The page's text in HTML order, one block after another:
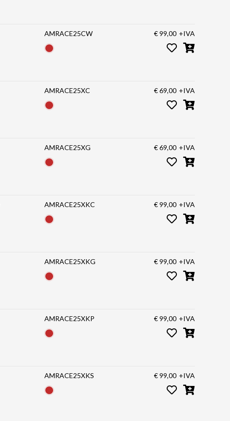
AMRACE25CW € 99,00 +IVA
AMRACE25XC € 69,00 +IVA
AMRACE25XG € 69,00 +IVA
AMRACE25XKC € 99,00 +IVA
AMRACE25XKG € 99,00 +IVA
AMRACE25XKP € 99,00 +IVA
AMRACE25XKS € 99,00 +IVA